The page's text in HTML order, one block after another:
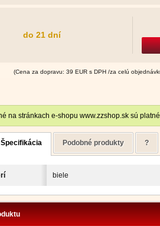
do 21 dní
(Cena za dopravu: 39 EUR s DPH /za celú
na stránkach e-shopu www.zzshop.sk sú
Špecifikácia Podobné produkty ?
biele